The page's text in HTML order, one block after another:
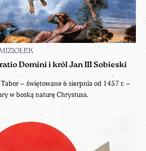
Domini i król Jan III Sobieski
– świętowane 6 sierpnia od 1457 r. –
w boską naturę Chrystusa.